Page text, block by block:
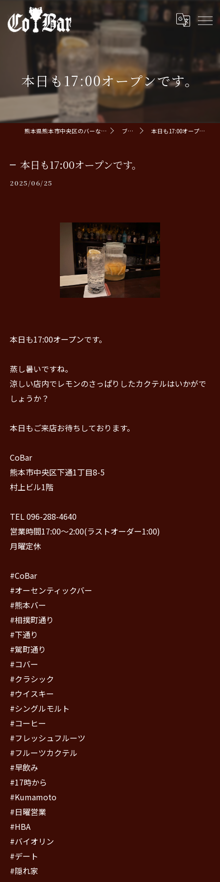
本日も17:00オープンです。
熊本県熊本市中央区のバーならCoBar ブログ 本日も17:00オープンです。
本日も17:00オープンです。
2025/06/25
本日も17:00オープンです。
蒸し暑いですね。
涼しい店内でレモンのさっぱりしたカクテルはいかがで
しょうか？
本日もご来店お待ちしております。
CoBar
熊本市中央区下通1丁目8-5
村上ビル1階
TEL 096-288-4640
営業時間17:00〜2:00(ラストオーダー1:00)
月曜定休
#CoBar
#オーセンティックバー
#熊本バー
#相撲町通り
#下通り
#駕町通り
#コバー
#クラシック
#ウイスキー
#シングルモルト
#コーヒー
#フレッシュフルーツ
#フルーツカクテル
#早飲み
#17時から
#Kumamoto
#日曜営業
#HBA
#バイオリン
#デート
#隠れ家